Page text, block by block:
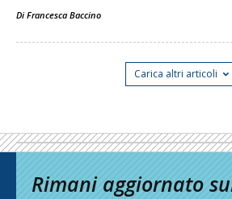
Di Francesca Baccino
Carica altri articoli
Rimani aggiornato